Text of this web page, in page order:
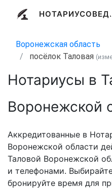
Воронежская область
посёлок Таловая
Нотариусы в
Воронежской
Аккредитованные в
Воронежской области
Таловой Воронежской
и телефонами.
бронируйте время для